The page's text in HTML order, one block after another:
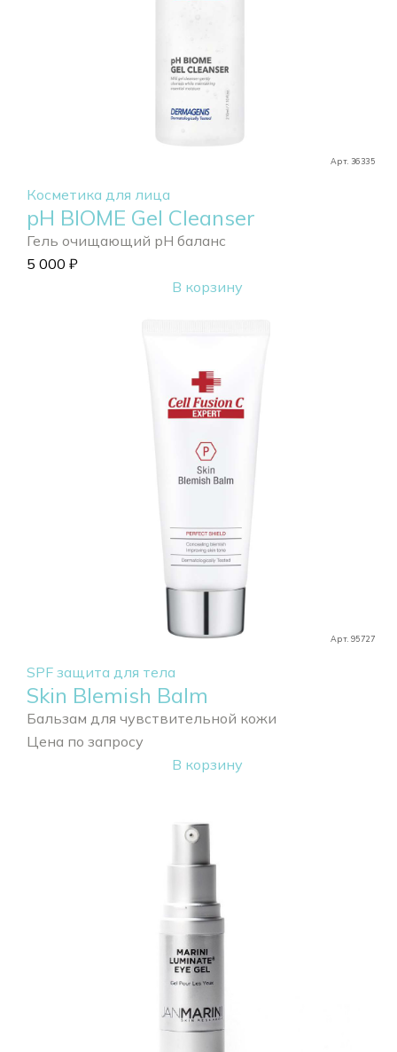
Арт. 36335
Косметика для лица
pH BIOME Gel Cleanser
Гель очищающий pH баланс
5 000 ₽
В корзину
Арт. 95727
SPF защита для тела
Skin Blemish Balm
Бальзам для чувствительной кожи
Цена по запросу
В корзину